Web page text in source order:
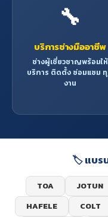
🔧
บริการช่างมืออาชีพ
ช่างผู้เชี่ยวชาญพร้อมให้
บริการ ติดตั้ง ซ่อมแซม
งาน
🏷️ แบร
TOA JOTUN
HAFELE
COLT